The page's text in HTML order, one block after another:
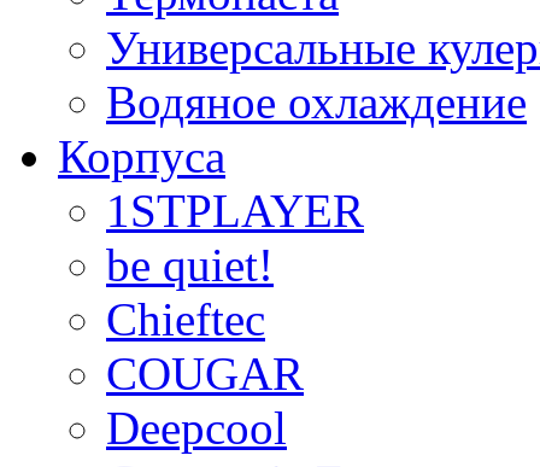
Универсальные
Водяное охлаждение
Корпуса
1STPLAYER
be quiet!
Chieftec
COUGAR
Deepcool